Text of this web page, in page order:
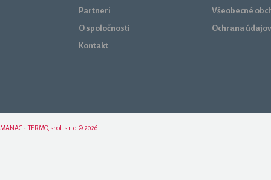
Partneri
O spoločnosti
Kontakt
Všeobecné
Ochrana údajov
MANAG - TERMO, spol. s r. o. © 2026